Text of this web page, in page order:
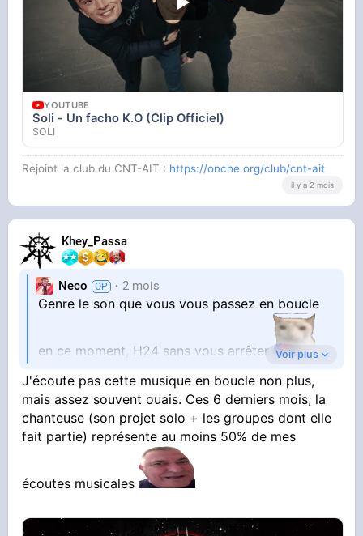
YOUTUBE
Vidéo YouTube
YOUTUBE
Soli - Un facho K.O (Clip Officiel)
SOLI
Rejoint la club du CNT-AIT : https://onche.org/club/cnt-ait
il y a 2 mois
Khey_Passa
Neco 2 mois
Genre le son que vous vous passez en boucle
en ce moment, H24 sans vous arrêter
Assumez, envoyez pas Kaaris alors que vous
enjaillez sur le générique des Teletubies
Voir plus
J'écoute pas cette musique en boucle non plus,
mais assez souvent ouais. Ces 6 derniers mois, la
chanteuse (son projet solo + les groupes dont elle
fait partie) représente au moins 50% de mes
écoutes musicales